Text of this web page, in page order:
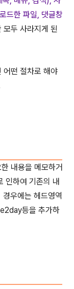
드한 파일, 댓글창
모두 사라지게 된
어떤 절차로 해야
내용을 메모하거
인하여 기존의 내
우에는 헤드영역
등을 추가하